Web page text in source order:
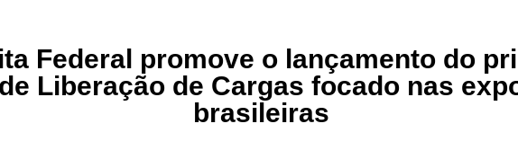
Federal promove o lançamento do
Liberação de Cargas focado nas
brasileiras